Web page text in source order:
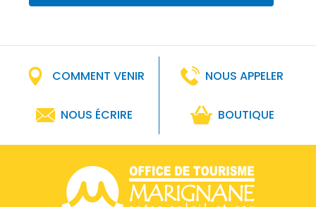
COMMENT VENIR NOUS APPELER
NOUS ÉCRIRE BOUTIQUE